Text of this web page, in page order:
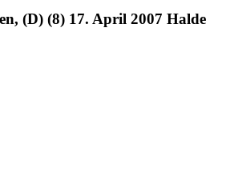
(D) (8) 17. April 2007 Halde